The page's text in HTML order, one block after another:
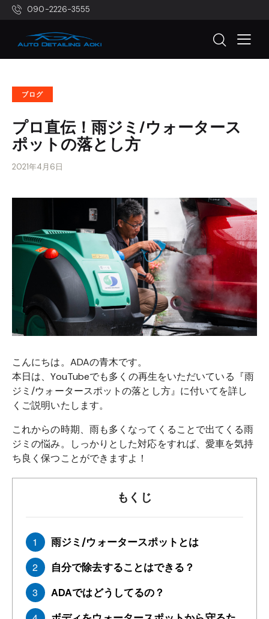
090-2226-3555
ブログ
プロ直伝！雨ジミ/ウォータース
ポットの落とし方
2021年4月6日
こんにちは。ADAの青木です。
本日は、YouTubeでも多くの再生をいただいている『雨
ジミ/ウォータースポットの落とし方』に付いてを詳し
くご説明いたします。
これからの時期、雨も多くなってくることで出てくる雨
ジミの悩み。しっかりとした対応をすれば、愛車を気持
ち良く保つことができますよ！
もくじ
雨ジミ/ウォータースポットとは
自分で除去することはできる？
ADAではどうしてるの？